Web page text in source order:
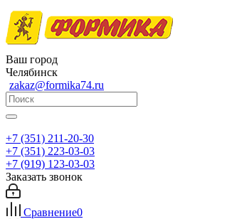
Ваш город
Челябинск
zakaz@formika74.ru
+7 (351) 211-20-30
+7 (351) 223-03-03
+7 (919) 123-03-03
Заказать звонок
Сравнение0